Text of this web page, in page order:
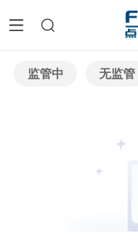
监管中 无监管